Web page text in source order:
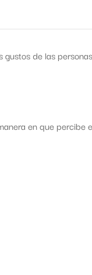
de las
en que percibe